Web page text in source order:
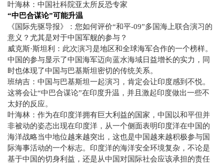
叶海林：中国社科院亚太所反恐专家
“中巴合谋论”可能升温
《国际先驱导报》：您如何评价“和平-09”多国海上联合演习的
意义？尤其是对于中国军舰的参与？
威克斯·斯坦利：此次演习是地区和全球海军合作的一个榜样。
中国的参与显示了中国海军迈向蓝水海域日益增长的实力，同
时也体现了中国与巴基斯坦密切的传统关系。
班纳吉：中国与巴基斯坦一起演习，肯定会让印度感到不悦。
这将会让“中巴合谋论”在印度升温，并且激起印度做出一些不
太好的反应。
叶海林：作为在印度洋拥有巨大利益的国家，中国以和平但并
非被动的姿态出现在印度洋，从一个侧面表明印度洋在中国的
海洋战略当中地位越来越突出，这也是中国越来越积极参与国
际海事活动的一个标志。印度洋的海洋安全环境复杂，不论是
基于中国的切身利益，还是从中国对国际社会应该承担的责任